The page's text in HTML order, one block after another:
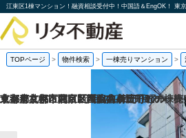
TOPページ > 物件検索 > 一棟売りマンション >
京都府京都市西京区嵐山谷ケ辻子町の一
京都府京都市右京区西院南高田町の一棟
北海道札幌市北区新琴似八条1丁目の
東京都文京区関口1丁目の1棟売りビル